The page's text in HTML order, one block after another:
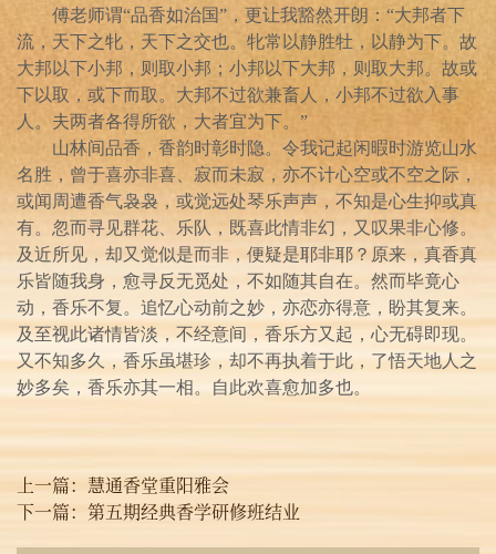
傅老师谓“品香如治国”，更让我豁然开朗：“大邦者下
流，天下之牝，天下之交也。牝常以静胜牡，以静为下。故
大邦以下小邦，则取小邦；小邦以下大邦，则取大邦。故或
下以取，或下而取。大邦不过欲兼畜人，小邦不过欲入事
人。夫两者各得所欲，大者宜为下。”
山林间品香，香韵时彰时隐。令我记起闲暇时游览山水
名胜，曾于喜亦非喜、寂而未寂，亦不计心空或不空之际，
或闻周遭香气袅袅，或觉远处琴乐声声，不知是心生抑或真
有。忽而寻见群花、乐队，既喜此情非幻，又叹果非心修。
及近所见，却又觉似是而非，便疑是耶非耶？原来，真香真
乐皆随我身，愈寻反无觅处，不如随其自在。然而毕竟心
动，香乐不复。追忆心动前之妙，亦恋亦得意，盼其复来。
及至视此诸情皆淡，不经意间，香乐方又起，心无碍即现。
又不知多久，香乐虽堪珍，却不再执着于此，了悟天地人之
妙多矣，香乐亦其一相。自此欢喜愈加多也。
上一篇： 慧通香堂重阳雅会
下一篇： 第五期经典香学研修班结业